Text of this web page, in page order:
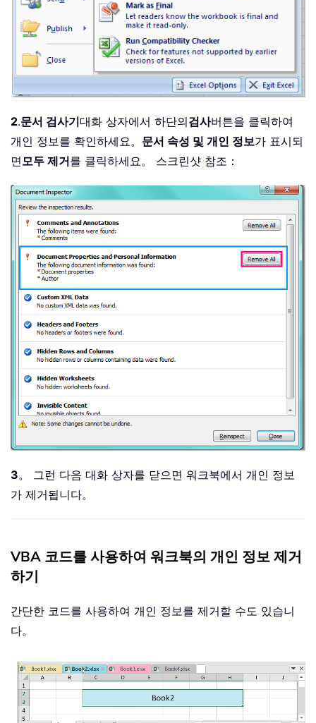
2.문서 검사기대화 상자에서 하단의검사버튼을 클릭하여
개인 정보를 확인하세요。 문서 속성 및 개인 정보가 표시되
면모두 제거를 클릭하세요。 스크린샷 참조：
3。 그런 다음 대화 상자를 닫으면 워크북에서 개인 정보
가 제거됩니다。
VBA 코드를 사용하여 워크북의 개인 정보 제거
하기
간단한 코드를 사용하여 개인 정보를 제거할 수도 있습니
다。